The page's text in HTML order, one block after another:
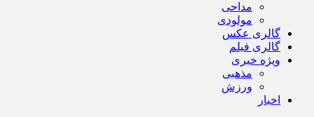
مداحی
مولودی
گالری عکس
گالری فیلم
ویژه خبری
مذهبی
ورزش
اخبار